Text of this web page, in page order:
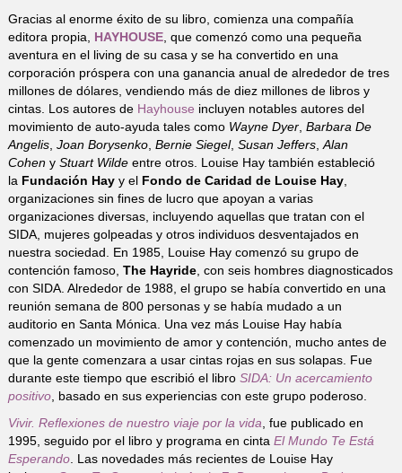
Gracias al enorme éxito de su libro, comienza una compañía
editora propia, HAYHOUSE, que comenzó como una pequeña
aventura en el living de su casa y se ha convertido en una
corporación próspera con una ganancia anual de alrededor de tres
millones de dólares, vendiendo más de diez millones de libros y
cintas. Los autores de Hayhouse incluyen notables autores del
movimiento de auto-ayuda tales como Wayne Dyer, Barbara De
Angelis, Joan Borysenko, Bernie Siegel, Susan Jeffers, Alan
Coheny Stuart Wildeentre otros. Louise Hay también estableció
la Fundación Hayy el Fondo de Caridad de Louise Hay,
organizaciones sin fines de lucro que apoyan a varias
organizaciones diversas, incluyendo aquellas que tratan con el
SIDA, mujeres golpeadas y otros individuos desventajados en
nuestra sociedad. En 1985, Louise Hay comenzó su grupo de
contención famoso, The Hayride, con seis hombres diagnosticados
con SIDA. Alrededor de 1988, el grupo se había convertido en una
reunión semana de 800 personas y se había mudado a un
auditorio en Santa Mónica. Una vez más Louise Hay había
comenzado un movimiento de amor y contención, mucho antes de
que la gente comenzara a usar cintas rojas en sus solapas. Fue
durante este tiempo que escribió el libro SIDA: Un acercamiento
positivo, basado en sus experiencias con este grupo poderoso.
Vivir. Reflexiones de nuestro viaje por la vida , fue publicado en
1995, seguido por el libro y programa en cinta El Mundo Te Está
Esperando. Las novedades más recientes de Louise Hay